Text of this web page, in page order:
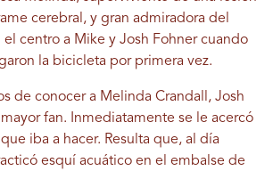
cerebral, y gran admiradora del
el centro a Mike y Josh Fohner cuando
la bicicleta por primera vez.
de conocer a Melinda Crandall, Josh
fan. Inmediatamente se le acercó
iba a hacer. Resulta que, al día
esquí acuático en el embalse de